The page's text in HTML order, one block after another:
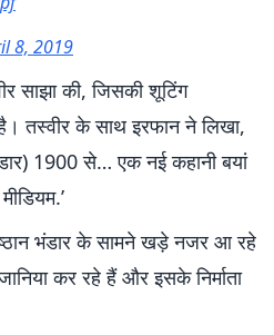
8, 2019
साझा की, जिसकी शूटिंग
तस्वीर के साथ इरफान ने लिखा,
1900 से… एक नई कहानी बयां
भंडार के सामने खड़े नजर आ रहे
कर रहे हैं और इसके निर्माता